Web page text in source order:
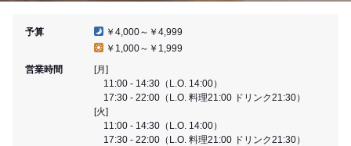
予算
￥4,000～￥4,999
￥1,000～￥1,999
営業時間
[月]
11:00 - 14:30（L.O. 14:00）
17:30 - 22:00（L.O. 料理21:00 ドリンク21:30）
[火]
11:00 - 14:30（L.O. 14:00）
17:30 - 22:00（L.O. 料理21:00 ドリンク21:30）